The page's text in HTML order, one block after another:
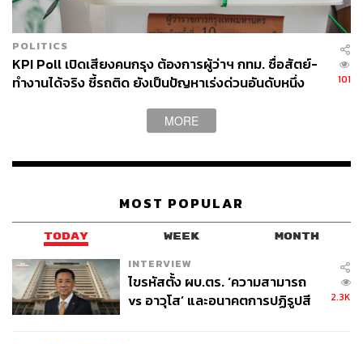
POLITICS
KPI Poll เปิดเสียงคนกรุง ต้องการผู้ว่าฯ กทม. ซื่อสัตย์-
ทำงานได้จริง ชี้รถติด ยังเป็นปัญหาเร่งด่วนอันดับหนึ่ง
101
MORE
MOST POPULAR
TODAY WEEK MONTH
INTERVIEW
ไขรหัสตั้ง ผบ.ตร. ‘ความสามารถ
vs อาวุโส’ และอนาคตการปฏิรูปสี
2.3K